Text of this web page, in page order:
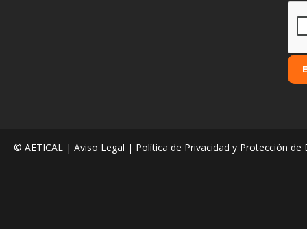
© AETICAL | Aviso Legal | Política de Privacidad y Protección de